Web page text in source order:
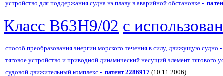
устройство для поддержания судна на плаву в аварийной обстановке -
Класс B63H9/02 с
способ преобразования энергии морского течения в силу, движущую судно -
тяговое устройство и приводной динамический несущий элемент тягового
судовой движительный комплекс - патент 2286917 (10.11.2006)